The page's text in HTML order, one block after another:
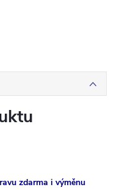
zdarma i výměnu